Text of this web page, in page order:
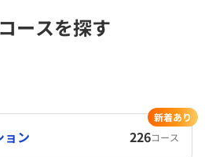
ースを探す
ョン 226コース
新着あり